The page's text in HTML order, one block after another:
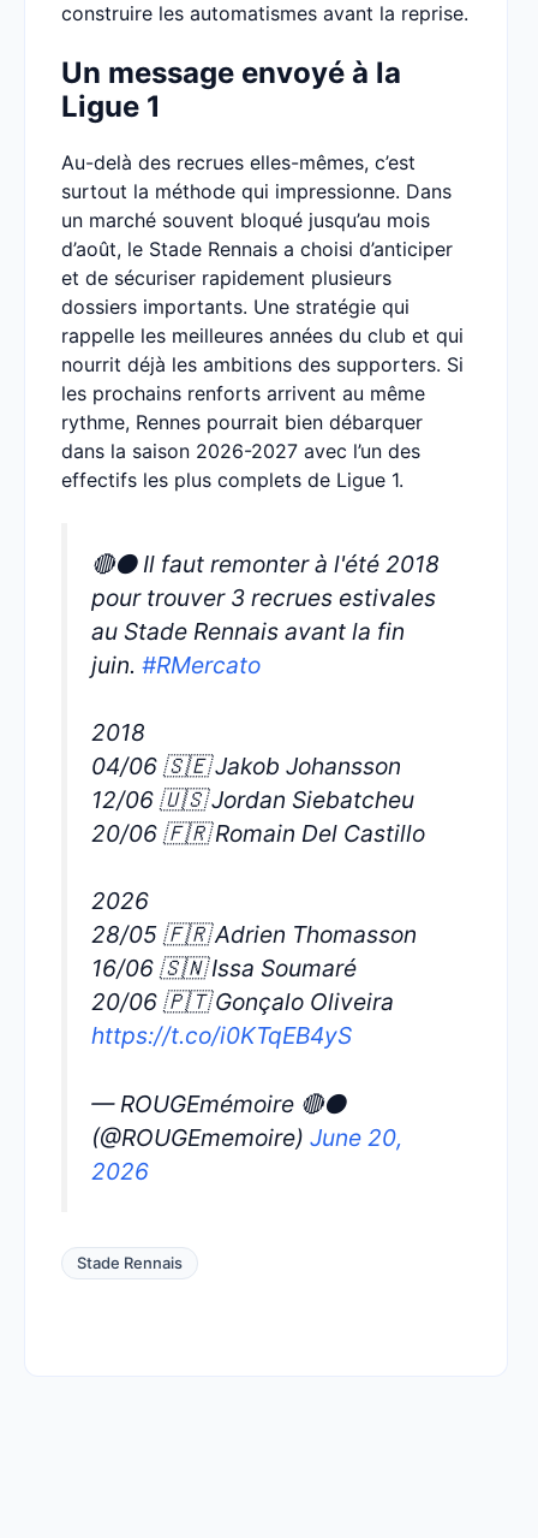
construire les automatismes avant la reprise.
Un message envoyé à la
Ligue 1
Au-delà des recrues elles-mêmes, c’est
surtout la méthode qui impressionne. Dans
un marché souvent bloqué jusqu’au mois
d’août, le Stade Rennais a choisi d’anticiper
et de sécuriser rapidement plusieurs
dossiers importants. Une stratégie qui
rappelle les meilleures années du club et qui
nourrit déjà les ambitions des supporters. Si
les prochains renforts arrivent au même
rythme, Rennes pourrait bien débarquer
dans la saison 2026-2027 avec l’un des
effectifs les plus complets de Ligue 1.
🔴⚫ Il faut remonter à l'été 2018
pour trouver 3 recrues estivales
au Stade Rennais avant la fin
juin. #RMercato
2018
04/06 🇸🇪 Jakob Johansson
12/06 🇺🇸 Jordan Siebatcheu
20/06 🇫🇷 Romain Del Castillo
2026
28/05 🇫🇷 Adrien Thomasson
16/06 🇸🇳 Issa Soumaré
20/06 🇵🇹 Gonçalo Oliveira
https://t.co/i0KTqEB4yS
— ROUGEmémoire 🔴⚫
(@ROUGEmemoire) June 20,
2026
Stade Rennais